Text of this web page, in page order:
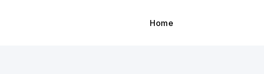
Home